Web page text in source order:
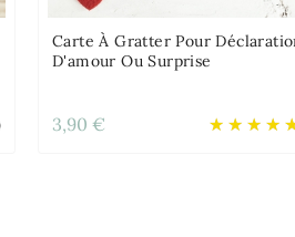
Carte À Gratter Pour
D'amour Ou Surprise
3,90 €